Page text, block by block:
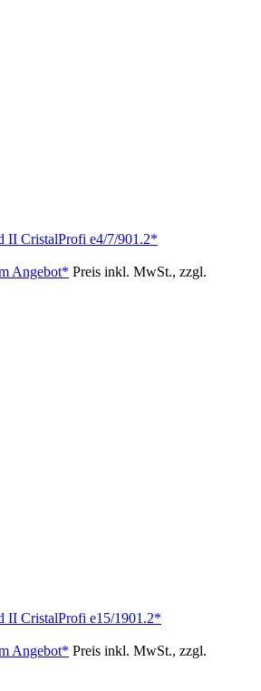
II CristalProfi e4/7/901.2*
Angebot* Preis inkl. MwSt., zzgl.
II CristalProfi e15/1901.2*
Angebot* Preis inkl. MwSt., zzgl.